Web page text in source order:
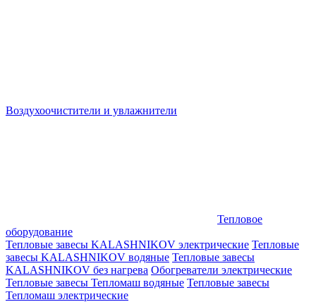
Воздухоочистители и увлажнители
Тепловое
оборудование
Тепловые завесы KALASHNIKOV электрические Тепловые
завесы KALASHNIKOV водяные Тепловые завесы
KALASHNIKOV без нагрева Обогреватели электрические
Тепловые завесы Тепломаш водяные Тепловые завесы
Тепломаш электрические